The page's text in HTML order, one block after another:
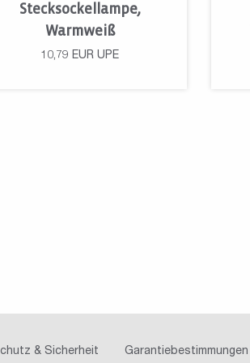
Stecksockellampe,
Warmweiß
10,79 EUR UPE
& Sicherheit Garantiebestimmungen